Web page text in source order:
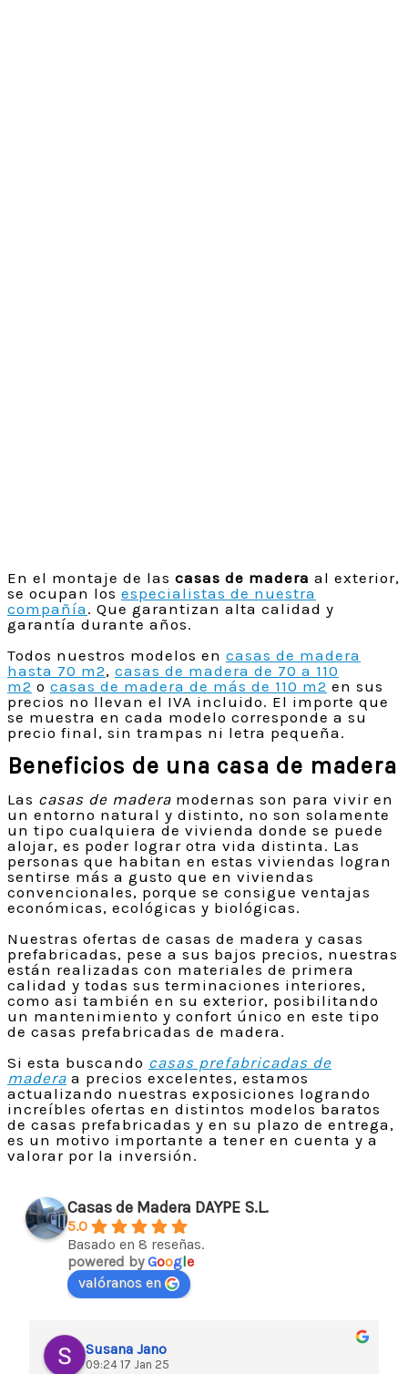
En el montaje de las casas de madera al exterior,
se ocupan los especialistas de nuestra
compañía . Que garantizan alta calidad y
garantía durante años.
Todos nuestros modelos en casas de madera
hasta 70 m2, casas de madera de 70 a 110
m2 o casas de madera de más de 110 m2 en sus
precios no llevan el IVA incluido. El importe que
se muestra en cada modelo corresponde a su
precio final, sin trampas ni letra pequeña.
Beneficios de una casa de madera
Las casas de madera modernas son para vivir en
un entorno natural y distinto, no son solamente
un tipo cualquiera de vivienda donde se puede
alojar, es poder lograr otra vida distinta. Las
personas que habitan en estas viviendas logran
sentirse más a gusto que en viviendas
convencionales, porque se consigue ventajas
económicas, ecológicas y biológicas.
Nuestras ofertas de casas de madera y casas
prefabricadas, pese a sus bajos precios, nuestras
están realizadas con materiales de primera
calidad y todas sus terminaciones interiores,
como asi también en su exterior, posibilitando
un mantenimiento y confort único en este tipo
de casas prefabricadas de madera.
Si esta buscando casas prefabricadas de
madera a precios excelentes, estamos
actualizando nuestras exposiciones logrando
increíbles ofertas en distintos modelos baratos
de casas prefabricadas y en su plazo de entrega,
es un motivo importante a tener en cuenta y a
valorar por la inversión.
Casas de Madera DAYPE S.L.
5.0
Basado en 8 reseñas.
powered byGoogle
valóranos en
Susana Jano
09:24 17 Jan 25